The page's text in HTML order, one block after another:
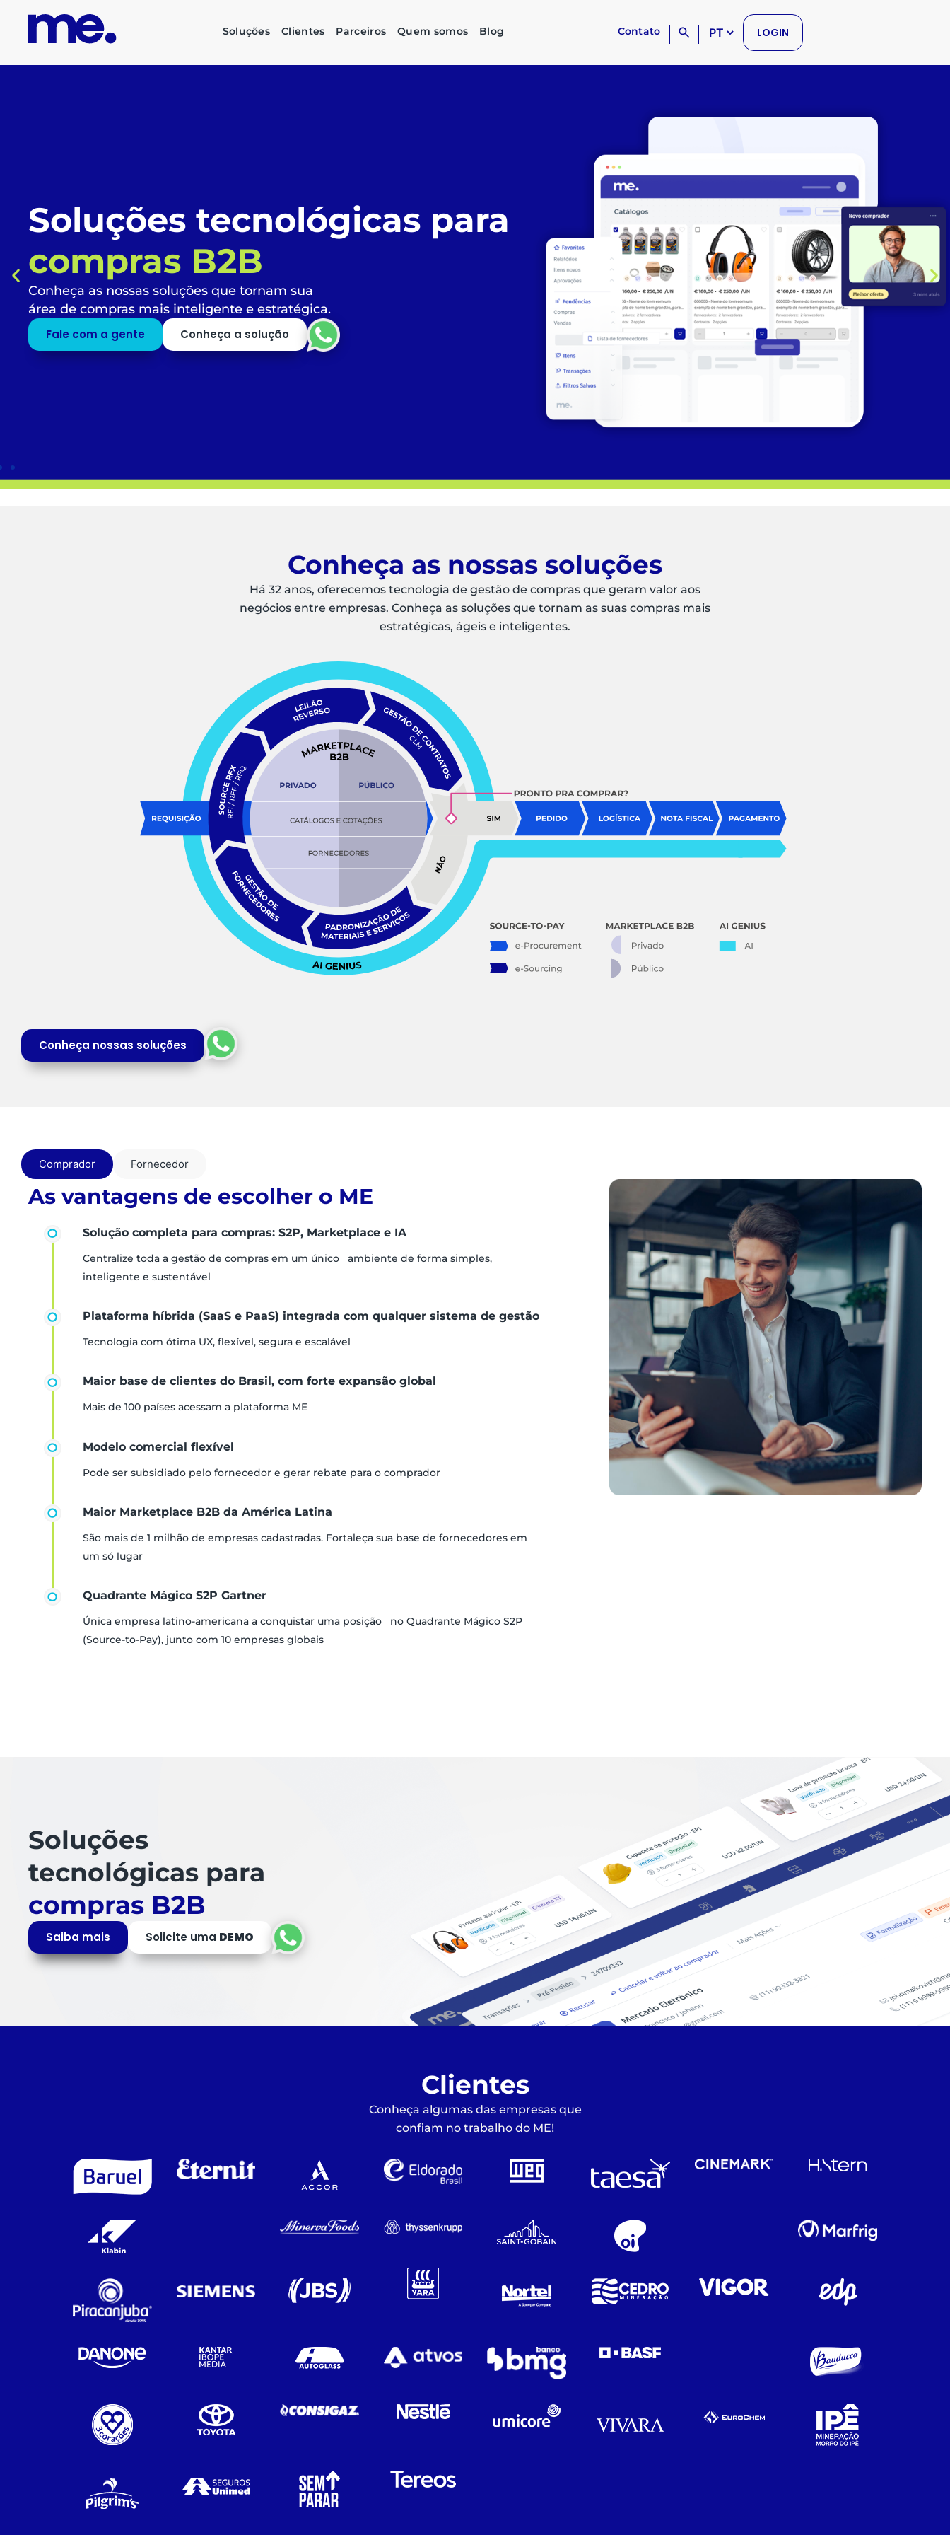
Soluções Clientes Parceiros Quem somos Blog Contato LOGIN
corporativas ésimples,
inteligente e sustentável
Automatize todo o fluxo de compras, liberando
profissionais para o que mais agrega valor ao
negócio.
Conheça as nossas soluções
Há 32 anos, oferecemos tecnologia de gestão de compras que geram valor aos
negócios entre empresas. Conheça as soluções que tornam as suas compras mais
estratégicas, ágeis e inteligentes.
Conheça nossas soluções
Comprador Fornecedor
As vantagens de escolher o ME
Solução completa para compras: S2P, Marketplace e IA
Centralize toda a gestão de compras em um único ambiente de forma simples,
inteligente e sustentável
Plataforma híbrida (SaaS e PaaS) integrada com qualquer sistema de gestão
Tecnologia com ótima UX, flexível, segura e escalável
Maior base de clientes do Brasil, com forte expansão global
Mais de 100 países acessam a plataforma ME
Modelo comercial flexível
Pode ser subsidiado pelo fornecedor e gerar rebate para o comprador
Maior Marketplace B2B da América Latina
São mais de 1 milhão de empresas cadastradas. Fortaleça sua base de fornecedores em
um só lugar
Quadrante Mágico S2P Gartner
Única empresa latino-americana a conquistar uma posição no Quadrante Mágico S2P
(Source-to-Pay), junto com 10 empresas globais
Soluções
tecnológicas para
compras B2B
Saiba mais Solicite uma DEMO
Clientes
Conheça algumas das empresas que
confiam no trabalho do ME!